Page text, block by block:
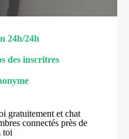
24h/24h
des inscritres
gratuitement et chat
connectés près de
toi